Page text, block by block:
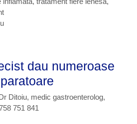
n
i
l
a
l
dau numeroase
Ditoiu, medic gastroenterolog,
751 841